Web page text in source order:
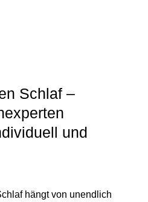
Schlaf –
und
hängt von unendlich